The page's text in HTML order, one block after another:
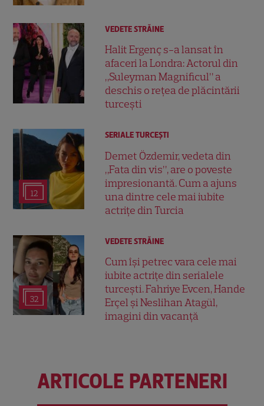
VEDETE STRĂINE
Halit Ergenç s-a lansat în
afaceri la Londra: Actorul din
„Suleyman Magnificul” a
deschis o rețea de plăcintării
turcești
12
SERIALE TURCEŞTI
Demet Özdemir, vedeta din
„Fata din vis”, are o poveste
impresionantă. Cum a ajuns
una dintre cele mai iubite
actrițe din Turcia
32
VEDETE STRĂINE
Cum își petrec vara cele mai
iubite actrițe din serialele
turcești. Fahriye Evcen, Hande
Erçel și Neslihan Atagül,
imagini din vacanță
ARTICOLE PARTENERI